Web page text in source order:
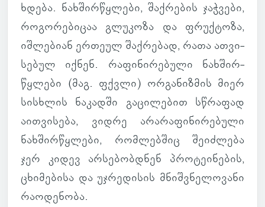
ხდება. ნახ­შირ­წყლები, შაქ­რე­ბის ჯაჭ­ვები,
რო­გო­რე­ბი­ცაა გლუ­კოზა და ფრუქ­ტოზა,
იშ­ლე­ბიან ერ­თეულ შაქ­რე­ბად, რათა ათ­ვი­
სე­ბულ იქნენ. რა­ფი­ნი­რე­ბული ნახ­შირ­
წყლები (მაგ. ფქვლი) ორ­გა­ნიზ­მის მიერ
სის­ხლის ნა­კადში გა­ცი­ლე­ბით სწრა­ფად
აით­ვი­სება, ვიდრე არა­რა­ფი­ნი­რე­ბული
ნახ­შირ­წყლები, რომ­ლებ­შიც შე­იძ­ლება
ჯერ კიდევ არ­სე­ბობ­დნენ პრო­ტე­ი­ნე­ბის,
ცხი­მე­ბისა და უჯრე­დი­სის მნიშ­ვნე­ლო­ვანი
რა­ო­დე­ნობა.